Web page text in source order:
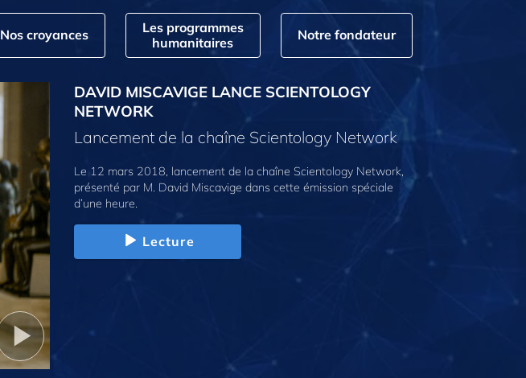
Nos croyances
Les programmes
humanitaires
Notre fondateur
DAVID MISCAVIGE LANCE SCIENTOLOGY
NETWORK
Lancement de la chaîne Scientology Network
Le 12 mars 2018, lancement de la chaîne Scientology Network,
présenté par M. David Miscavige dans cette émission spéciale
d’une heure.
Lecture